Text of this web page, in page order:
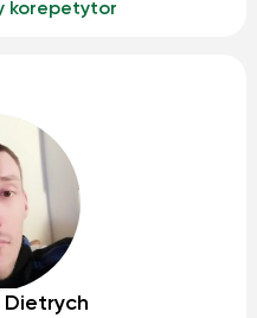
korepetytor